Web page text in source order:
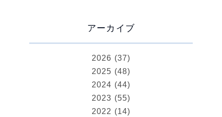
アーカイブ
2026 (37)
2025 (48)
2024 (44)
2023 (55)
2022 (14)